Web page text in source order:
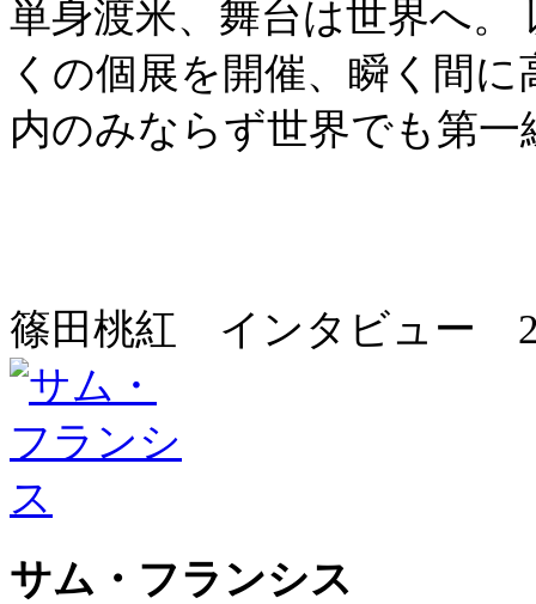
単身渡米、舞台は世界へ
くの個展を開催、瞬く間
内のみならず世界でも第
篠田桃紅 インタビュー
サム・フランシス